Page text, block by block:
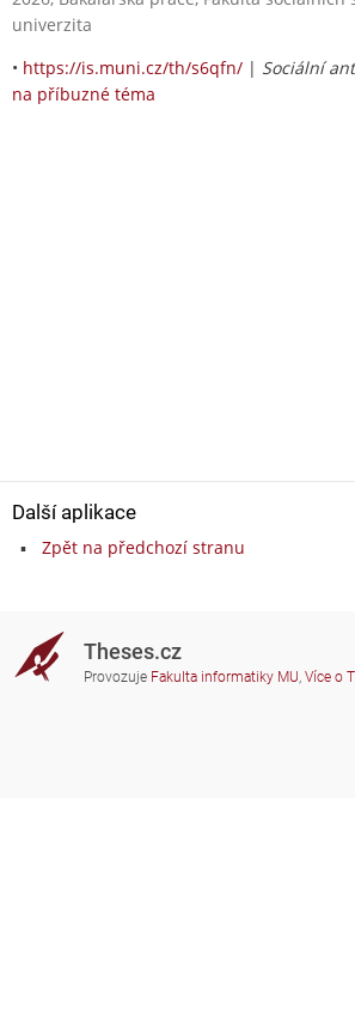
univerzita
• https://is.muni.cz/th/s6qfn/ | Sociální
na příbuzné téma
Další aplikace
Zpět na předchozí stranu
Theses.cz
Provozuje Fakulta informatiky MU, Více o